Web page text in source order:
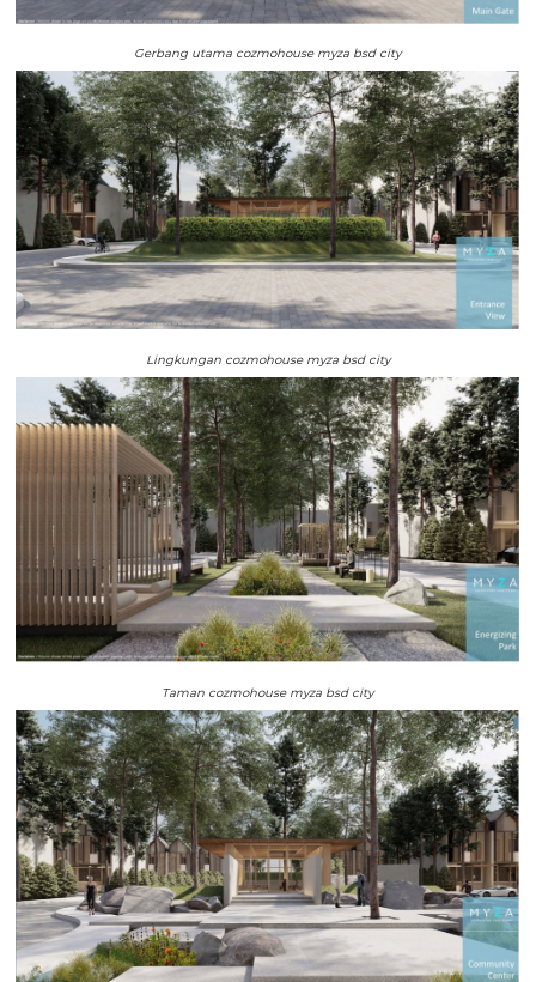
Gerbang utama cozmohouse myza bsd city
Lingkungan cozmohouse myza bsd city
Taman cozmohouse myza bsd city